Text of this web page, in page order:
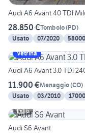
Audi A6 Avant 40 TDI
28.850 €Tombolo(PD)
Usato
07/2020
Vetrina
Audi A6 Avant 3.0 TDI
11.900 €Menaggio(CO)
Usato
03/2010
6
Audi S6 Avant